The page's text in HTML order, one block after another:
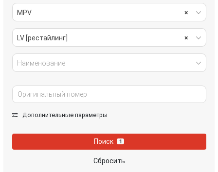
×
MPV
×
LV [рестайлинг]
Наименование
Дополнительные параметры
Поиск 1
Сбросить